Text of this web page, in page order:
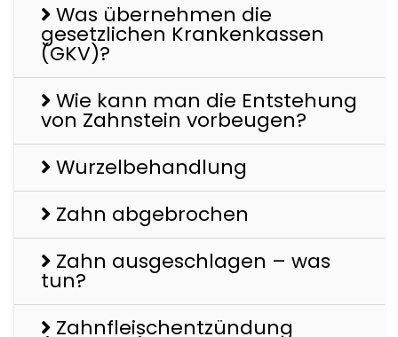
Was übernehmen die
gesetzlichen Krankenkassen
(GKV)?
Wie kann man die Entstehung
von Zahnstein vorbeugen?
Wurzelbehandlung
Zahn abgebrochen
Zahn ausgeschlagen – was
tun?
Zahnfleischentzündung